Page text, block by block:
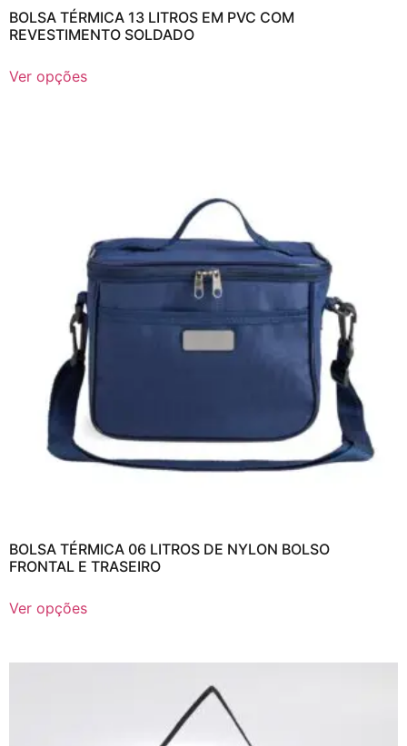
BOLSA TÉRMICA 13 LITROS EM PVC COM
REVESTIMENTO SOLDADO
Ver opções
BOLSA TÉRMICA 06 LITROS DE NYLON BOLSO
FRONTAL E TRASEIRO
Ver opções